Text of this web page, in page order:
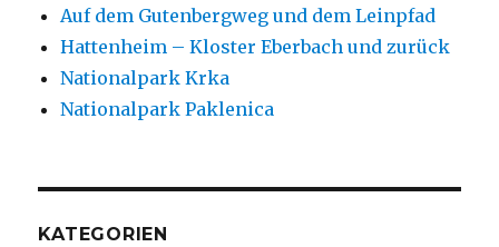
Auf dem Gutenbergweg und dem Leinpfad
Hattenheim – Kloster Eberbach und zurück
Nationalpark Krka
Nationalpark Paklenica
KATEGORIEN